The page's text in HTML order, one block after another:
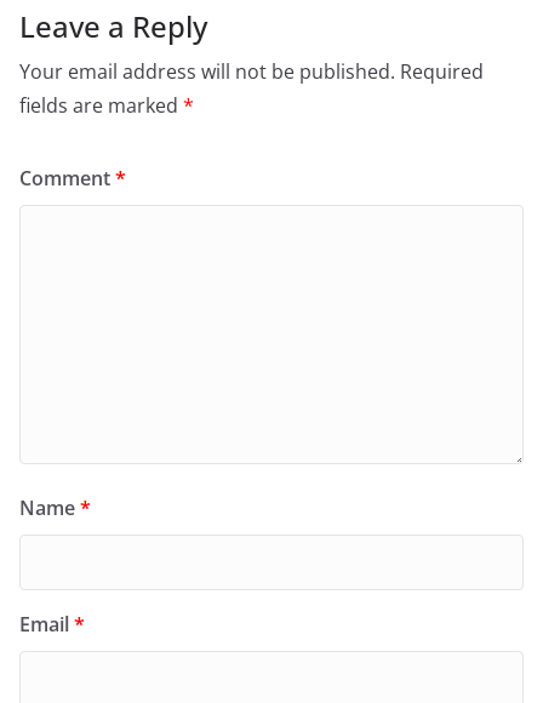
Leave a Reply
Your email address will not be published. Required
fields are marked *
Comment*
Name*
Email*